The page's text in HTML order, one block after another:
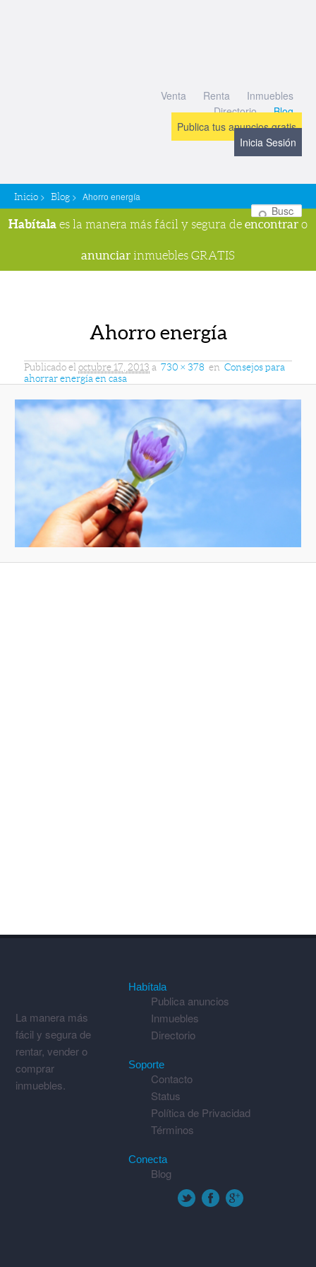
Venta Renta
Inmuebles
Directorio
Blog
Publica tus anuncios gratis
Inicia Sesión
Inicio > Blog > Ahorro energía
Habítala es la manera más fácil y segura de encontrar o
anunciar inmuebles GRATIS
Ahorro energía
Publicado el octubre 17, 2013 a 730 × 378 en Consejos para
ahorrar energía en casa
La manera más
fácil y segura de
rentar, vender o
comprar
inmuebles.
Habítala
Publica anuncios
Inmuebles
Directorio
Soporte
Contacto
Status
Política de Privacidad
Términos
Conecta
Blog